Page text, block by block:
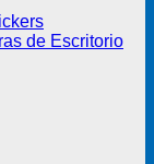
de Escritorio